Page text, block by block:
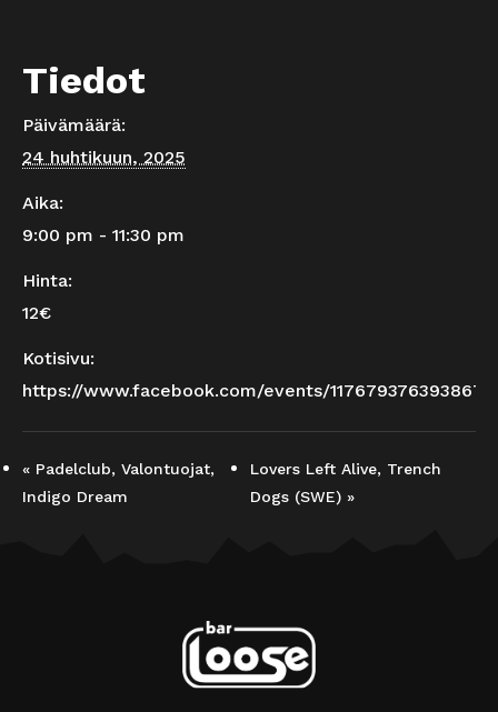
Tiedot
Päivämäärä:
24 huhtikuun, 2025
Aika:
9:00 pm - 11:30 pm
Hinta:
12€
Kotisivu:
https://www.facebook.com/events/
« Padelclub, Valontuojat,
Indigo Dream
Lovers Left Alive, Trench
Dogs (SWE) »